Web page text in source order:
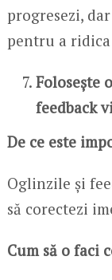
progresezi,
pentru a
Folosește
feedback
De ce este
Oglinzile și
să corectezi
Cum să o faci